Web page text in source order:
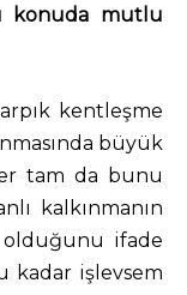
konuda mutlu
kentleşme
büyük
tam da bunu
kalkınmanın
olduğunu ifade
kadar işlevsem